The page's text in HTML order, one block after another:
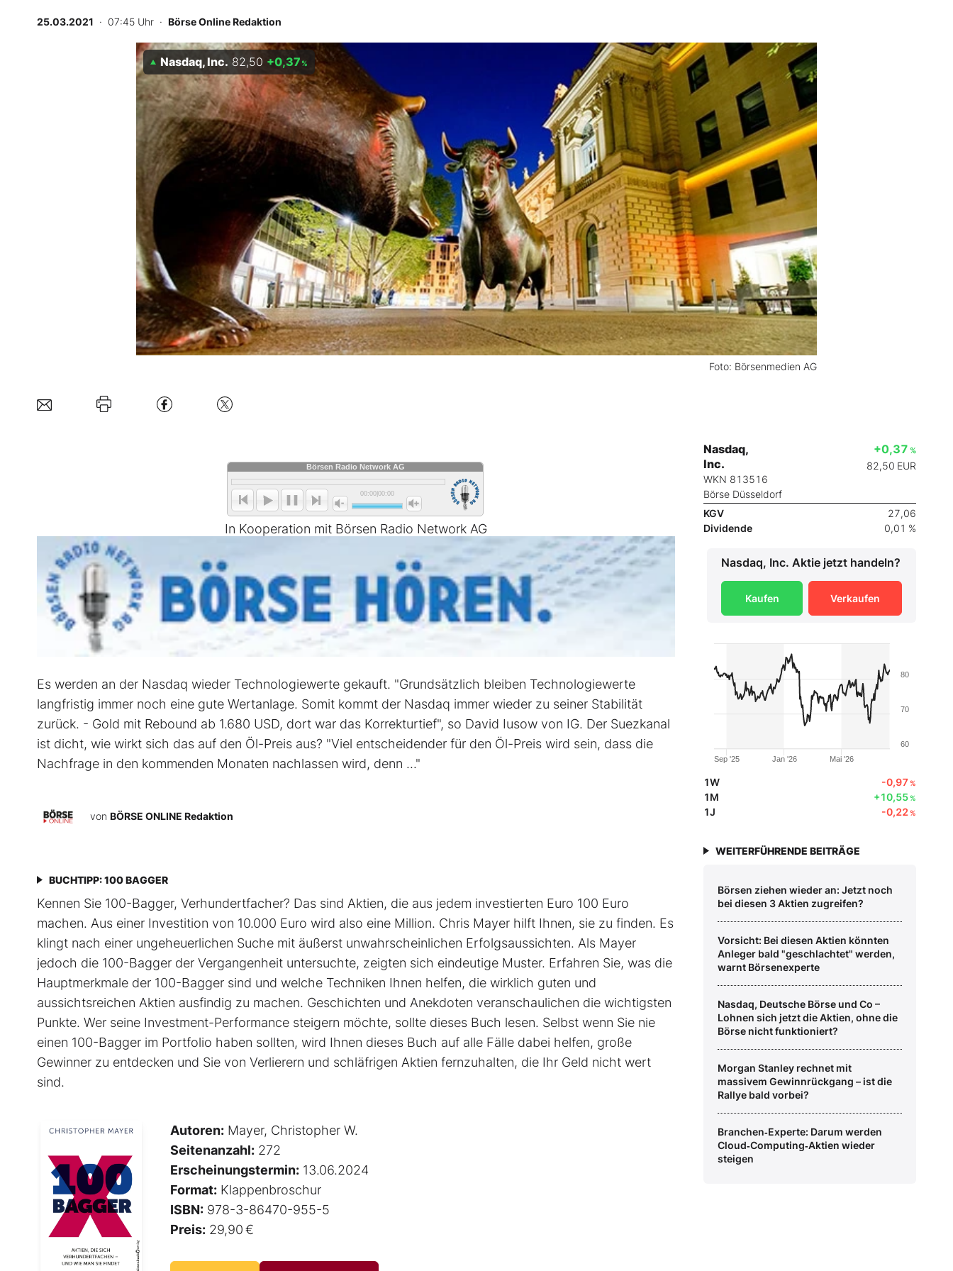
Experten
Mein B:O
Mein Konto
Folgen Sie uns
Kontakt
25.03.2021 · 07:45 Uhr · Börse Online Redaktion
Foto: Börsenmedien AG
Nasdaq, Inc. 82,50 +0,37%
In Kooperation mit Börsen Radio Network AG
Es werden an der Nasdaq wieder Technologiewerte gekauft. "Grundsätzlich bleiben Technologiewerte
langfristig immer noch eine gute Wertanlage. Somit kommt der Nasdaq immer wieder zu seiner Stabilität
zurück. - Gold mit Rebound ab 1.680 USD, dort war das Korrekturtief", so David Iusow von IG. Der Suezkanal
ist dicht, wie wirkt sich das auf den Öl-Preis aus? "Viel entscheidender für den Öl-Preis wird sein, dass die
Nachfrage in den kommenden Monaten nachlassen wird, denn ..."
von BÖRSE ONLINE Redaktion
BUCHTIPP: 100 BAGGER
Kennen Sie 100-Bagger, Verhundertfacher? Das sind Aktien, die aus jedem investierten Euro 100 Euro
machen. Aus einer Investition von 10.000 Euro wird also eine Million. Chris Mayer hilft Ihnen, sie zu finden. Es
klingt nach einer ungeheuerlichen Suche mit äußerst unwahrscheinlichen Erfolgsaussichten. Als Mayer
jedoch die 100-Bagger der Vergangenheit untersuchte, zeigten sich eindeutige Muster. Erfahren Sie, was die
Hauptmerkmale der 100-Bagger sind und welche Techniken Ihnen helfen, die wirklich guten und
aussichtsreichen Aktien ausfindig zu machen. Geschichten und Anekdoten veranschaulichen die wichtigsten
Punkte. Wer seine Investment-Performance steigern möchte, sollte dieses Buch lesen. Selbst wenn Sie nie
einen 100-Bagger im Portfolio haben sollten, wird Ihnen dieses Buch auf alle Fälle dabei helfen, große
Gewinner zu entdecken und Sie von Verlierern und schläf­rigen Aktien fernzuhalten, die Ihr Geld nicht wert
sind.
Autoren: Mayer, Christopher W.
Seitenanzahl: 272
Erscheinungstermin: 13.06.2024
Format: Klappenbroschur
ISBN: 978-3-86470-955-5
Preis: 29,90 €
Nasdaq,
Inc.
WKN 813516
Börse Düsseldorf
+0,37 %
82,50 EUR
KGV
27,06
Dividende
0,01 %
Nasdaq, Inc. Aktie jetzt handeln?
Kaufen Verkaufen
Jan '26
Sep '25 Mai '26
60
70
80
1W -0,97 %
1M +10,55%
1J -0,22%
WEITERFÜHRENDE BEITRÄGE
Börsen ziehen wieder an: Jetzt noch
bei diesen 3 Aktien zugreifen?
Vorsicht: Bei diesen Aktien könnten
Anleger bald "geschlachtet" werden,
warnt Börsenexperte
Nasdaq, Deutsche Börse und Co –
Lohnen sich jetzt die Aktien, ohne die
Börse nicht funktioniert?
Morgan Stanley rechnet mit
massivem Gewinnrückgang – ist die
Rallye bald vorbei?
Branchen‑Experte: Darum werden
Cloud‑Computing‑Aktien wieder
steigen